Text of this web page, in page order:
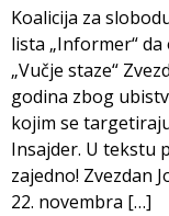
Koalicija za
lista „Informer“
„Vučje staze“
godina zbog
kojim se
Insajder. U tekstu
zajedno! Zvezdan
22. novembra […]